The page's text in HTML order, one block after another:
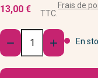
13,00 € TTC.
Frais de
Quantité
  En